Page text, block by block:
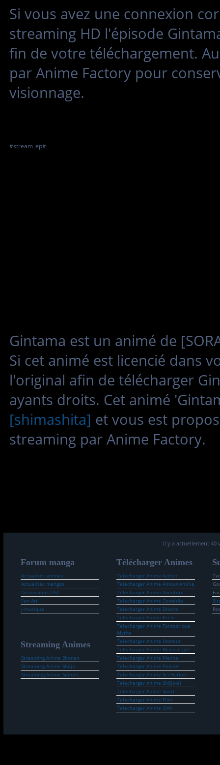
Si vous avez une connexion
streaming HD l'épisode
fin de votre téléchargement.
par Anime Factory pour
visionnage.
#stream_ep#
Gintama est un animé de
Si cet animé est licencié dans
l'original afin de télécharger
ayants droits. Cet animé
[shimashita] et vous est
streaming par Anime Factory.
Il y a actuellement 40
Forum manga
Actualités animes
Actualités mangas
Discussions OST
Fan Art
J-musique
Streaming Animes
Streaming Anime Shonen
Streaming Anime Shojo
Streaming Anime Seinen
Télécharger Animes
Telecharger Anime Action
Telecharger Anime Amour-Amitié
Telecharger Anime Aventure
Telecharger Anime Comédie
Telecharger Anime Drame
Telecharger Anime Ecchi
Telecharger Anime Fantastique
Mythe
Telecharger Anime Horreur
Telecharger Anime Magical-girl
Telecharger Anime Mecha
Telecharger Anime Policier
Telecharger Anime Sci-Fiction
Telecharger Anime Shōjo-ai
Telecharger Anime Sport
Telecharger Anime Film
Telecharger Anime OAV
Rss